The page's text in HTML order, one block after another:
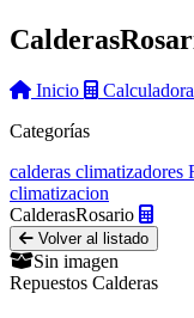
Calderas
Inicio
Categorías
calderas climatizadores
climatizacion
CalderasRosario
Volver al listado
Sin imagen
Repuestos Calderas